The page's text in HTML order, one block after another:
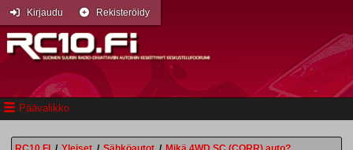
Päävalikko
Kirjaudu Rekisteröidy